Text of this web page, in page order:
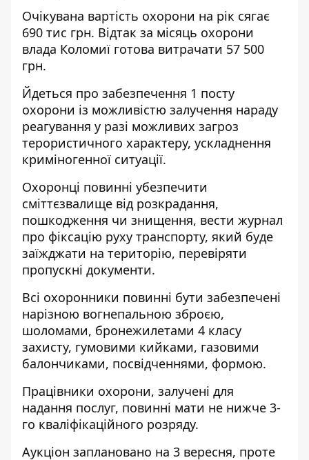
Очікувана вартість охорони на рік сягає
690 тис грн. Відтак за місяць охорони
влада Коломиї готова витрачати 57 500
грн.
Йдеться про забезпечення 1 посту
охорони із можливістю залучення нараду
реагування у разі можливих загроз
терористичного характеру, ускладнення
криміногенної ситуації.
Охоронці повинні убезпечити
сміттєзвалище від розкрадання,
пошкодження чи знищення, вести журнал
про фіксацію руху транспорту, який буде
заїжджати на територію, перевіряти
пропускні документи.
Всі охоронники повинні бути забезпечені
нарізною вогнепальною зброєю,
шоломами, бронежилетами 4 класу
захисту, гумовими кийками, газовими
балончиками, посвідченнями, формою.
Працівники охорони, залучені для
надання послуг, повинні мати не нижче 3-
го кваліфікаційного розряду.
Аукціон заплановано на 3 вересня, проте